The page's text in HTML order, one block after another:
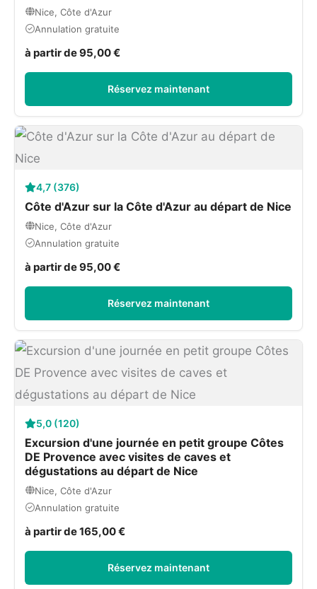
Nice, Côte d'Azur
Annulation gratuite
à partir de 95,00 €
Réservez maintenant
4,7 (376)
Côte d'Azur sur la Côte d'Azur au départ de Nice
Nice, Côte d'Azur
Annulation gratuite
à partir de 95,00 €
Réservez maintenant
5,0 (120)
Excursion d'une journée en petit groupe Côtes
DE Provence avec visites de caves et
dégustations au départ de Nice
Nice, Côte d'Azur
Annulation gratuite
à partir de 165,00 €
Réservez maintenant